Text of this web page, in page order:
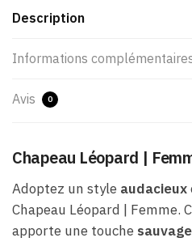
Description
Informations
Avis 0
Chapeau Léopard |
Adoptez un style audacieux
Chapeau Léopard | Femme.
apporte une touche sauvage